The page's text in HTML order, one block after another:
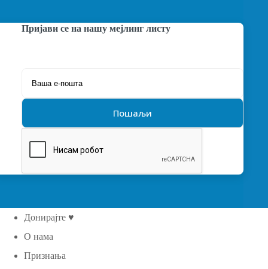
Пријави се на нашу мејлинг листу
Донирајте ♥
О нама
Признања